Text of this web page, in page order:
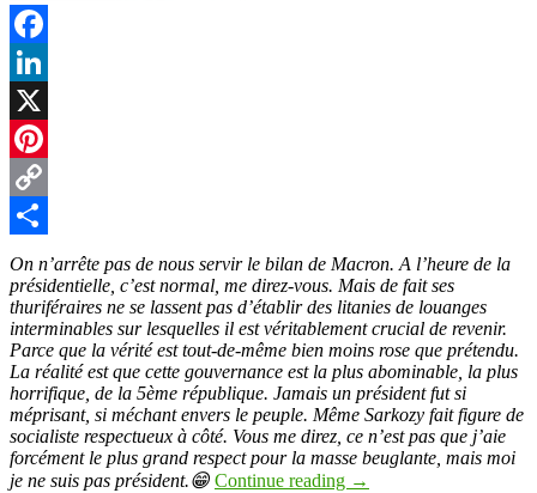
Facebook
LinkedIn
X
Pinterest
Copy
Link
Partager
On n’arrête pas de nous servir le bilan de Macron. A l’heure de la
présidentielle, c’est normal, me direz-vous. Mais de fait ses
thuriféraires ne se lassent pas d’établir des litanies de louanges
interminables sur lesquelles il est véritablement crucial de revenir.
Parce que la vérité est tout-de-même bien moins rose que prétendu.
La réalité est que cette gouvernance est la plus abominable, la plus
horrifique, de la 5ème république. Jamais un président fut si
méprisant, si méchant envers le peuple. Même Sarkozy fait figure de
socialiste respectueux à côté. Vous me direz, ce n’est pas que j’aie
forcément le plus grand respect pour la masse beuglante, mais moi
je ne suis pas président.😁 Continue reading →